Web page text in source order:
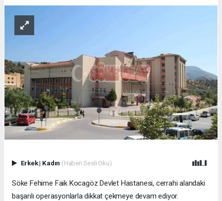
Erkek| Kadın (Haberi Sesli Oku)
Söke Fehime Faik Kocagöz Devlet Hastanesi, cerrahi alandaki
başarılı operasyonlarla dikkat çekmeye devam ediyor.